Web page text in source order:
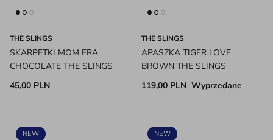
THE SLINGS
SKARPETKI MOM ERA
CHOCOLATE THE SLINGS
45,00 PLN
THE SLINGS
APASZKA TIGER LOVE
BROWN THE SLINGS
119,00 PLN Wyprzedane
NEW NEW